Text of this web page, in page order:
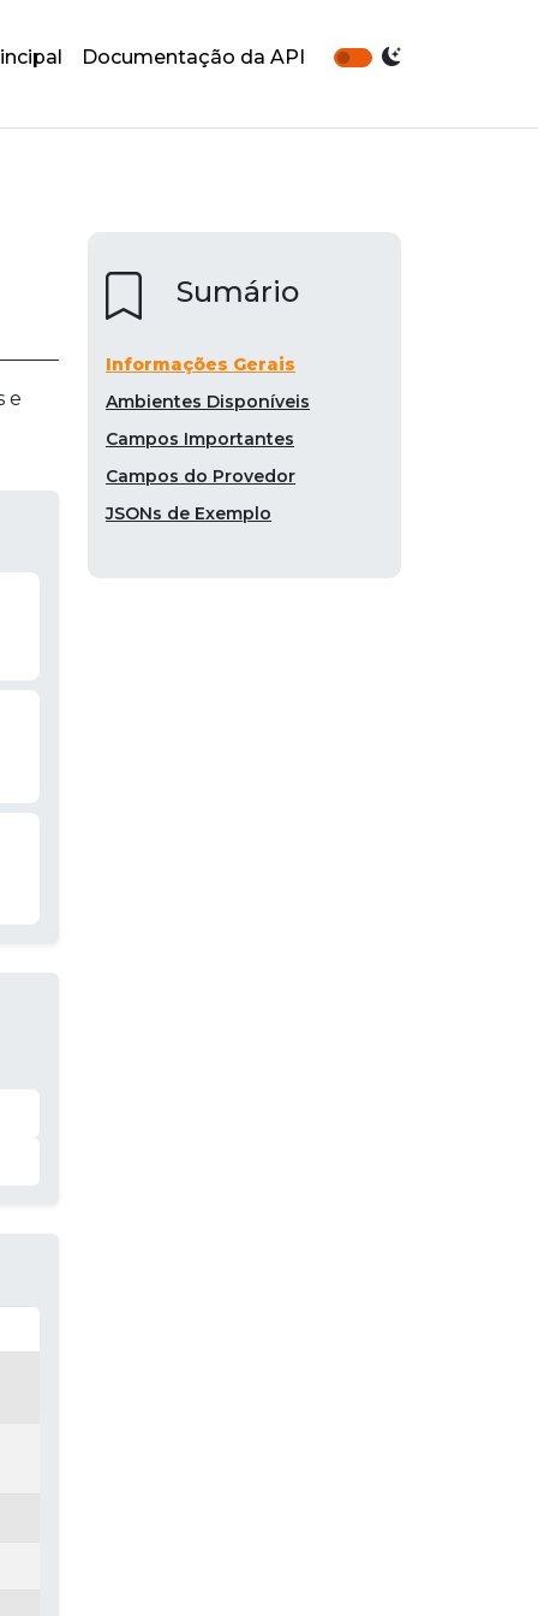
Documentação da API
e
Sumário
Informações Gerais
Ambientes Disponíveis
Campos Importantes
Campos do Provedor
JSONs de Exemplo